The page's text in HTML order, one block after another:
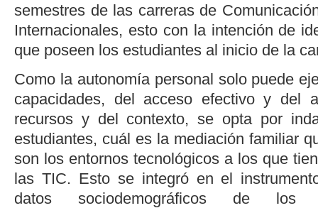
semestres de las carreras de
Internacionales, esto con la intención de
que poseen los estudiantes al inicio de la
Como la autonomía personal solo puede
capacidades, del acceso efectivo y del
recursos y del contexto, se opta por
estudiantes, cuál es la mediación familiar
son los entornos tecnológicos a los que
las TIC. Esto se integró en el
datos sociodemográficos de